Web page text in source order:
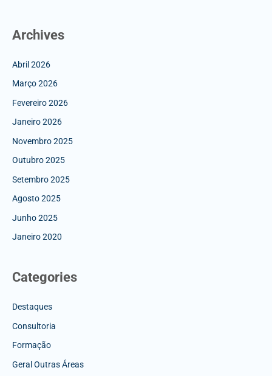
Archives
Abril 2026
Março 2026
Fevereiro 2026
Janeiro 2026
Novembro 2025
Outubro 2025
Setembro 2025
Agosto 2025
Junho 2025
Janeiro 2020
Categories
Destaques
Consultoria
Formação
Geral Outras Áreas